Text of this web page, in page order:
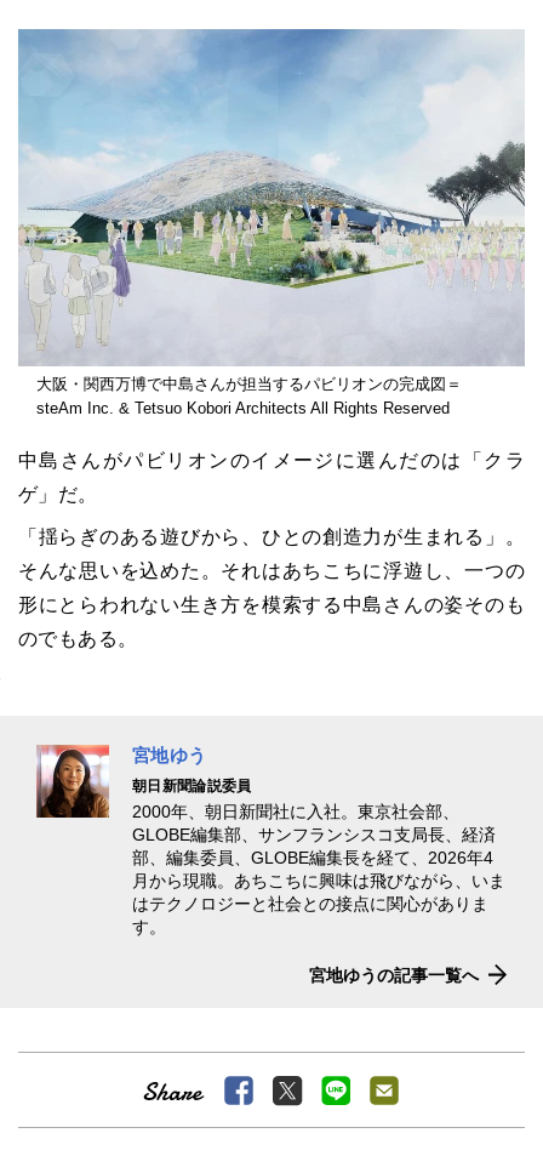
大阪・関西万博で中島さんが担当するパビリオンの完成図＝
steAm Inc. & Tetsuo Kobori Architects All Rights Reserved
中島さんがパビリオンのイメージに選んだのは「クラ
ゲ」だ。
「揺らぎのある遊びから、ひとの創造力が生まれる」。
そんな思いを込めた。それはあちこちに浮遊し、一つの
形にとらわれない生き方を模索する中島さんの姿そのも
のでもある。
宮地ゆう
朝日新聞論説委員
2000年、朝日新聞社に入社。東京社会部、
GLOBE編集部、サンフランシスコ支局長、経済
部、編集委員、GLOBE編集長を経て、2026年4
月から現職。あちこちに興味は飛びながら、いま
はテクノロジーと社会との接点に関心がありま
す。
宮地ゆうの記事一覧へ